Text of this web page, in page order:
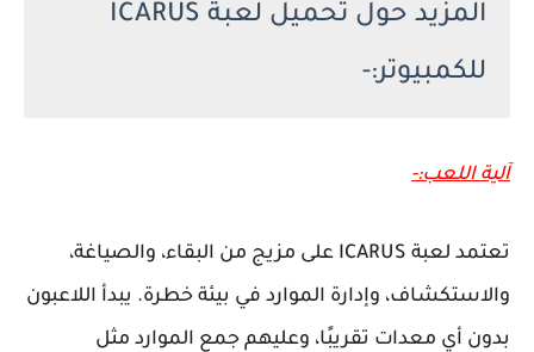
المزيد حول تحميل لعبة ICARUS
للكمبيوتر:-
آلية اللعب:-
تعتمد لعبة ICARUS على مزيج من البقاء، والصياغة،
والاستكشاف، وإدارة الموارد في بيئة خطرة. يبدأ اللاعبون
بدون أي معدات تقريبًا، وعليهم جمع الموارد مثل